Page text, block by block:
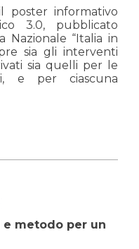
poster informativo
3.0, pubblicato
Nazionale “Italia in
sia gli interventi
sia quelli per le
e per ciascuna
metodo per un